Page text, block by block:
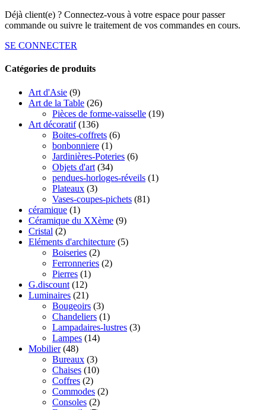
Déjà client(e) ? Connectez-vous à votre espace pour passer
commande ou suivre le traitement de vos commandes en cours.
SE CONNECTER
Catégories de produits
Art d'Asie (9)
Art de la Table (26)
Pièces de forme-vaisselle (19)
Art décoratif (136)
Boites-coffrets (6)
bonbonniere (1)
Jardinières-Poteries (6)
Objets d'art (34)
pendues-horloges-réveils (1)
Plateaux (3)
Vases-coupes-pichets (81)
céramique (1)
Céramique du XXème (9)
Cristal (2)
Eléments d'architecture (5)
Boiseries (2)
Ferronneries (2)
Pierres (1)
G.discount (12)
Luminaires (21)
Bougeoirs (3)
Chandeliers (1)
Lampadaires-lustres (3)
Lampes (14)
Mobilier (48)
Bureaux (3)
Chaises (10)
Coffres (2)
Commodes (2)
Consoles (2)